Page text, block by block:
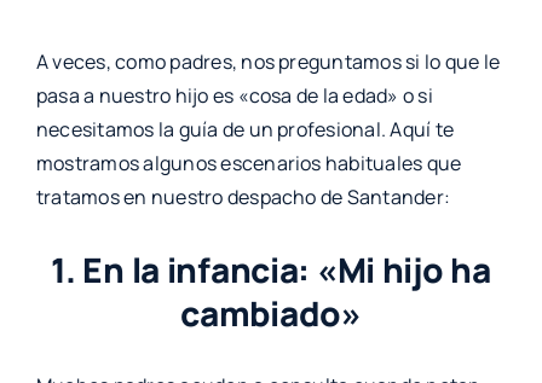
A veces, como padres, nos preguntamos si lo que le
pasa a nuestro hijo es «cosa de la edad» o si
necesitamos la guía de un profesional. Aquí te
mostramos algunos escenarios habituales que
tratamos en nuestro despacho de Santander:
1. En la infancia: «Mi hijo ha
cambiado»